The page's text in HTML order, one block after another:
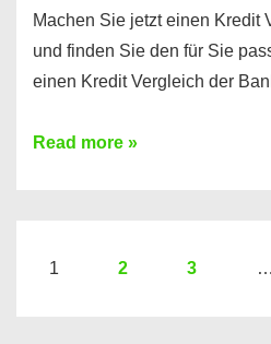
Machen Sie jetzt einen Kredit
und finden Sie den für Sie
einen Kredit Vergleich der
Sie
Hier
Read more »
1 2 3 …